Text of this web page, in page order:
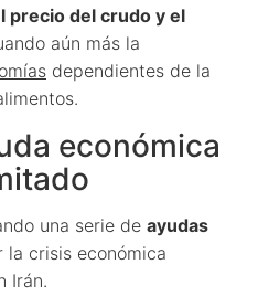
precio del crudo y el
aún más la
dependientes de la
económica
una serie de ayudas
la crisis económica
Irán.